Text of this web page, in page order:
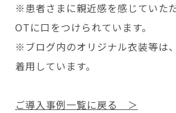
※患者さまに親近感を感じていた
OTに口をつけられています。
※ブログ内のオリジナル衣装等は
着用しています。
ご導入事例一覧に戻る ＞